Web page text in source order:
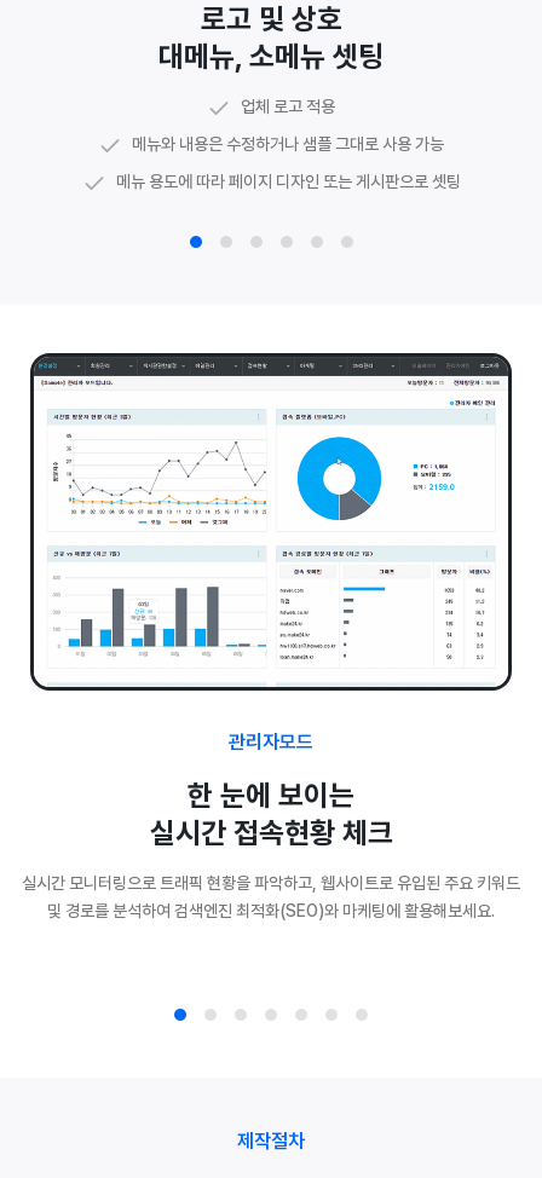
로고 및 상호
대메뉴, 소메뉴 셋팅
업체 로고 적용
메뉴와 내용은 수정하거나 샘플 그대로 사용 가능
메뉴 용도에 따라 페이지 디자인 또는 게시판으로 셋팅
메인 배너 이미지 수정 가능
메인 구성 이미지, 아이콘 등 수정 가능
메뉴로 이동하는 링크 및 공지사항 등 게시판 최신글 연동
관리자 페이지에서 하단 정보 직접 수정 가능
담당 디자이너가 웹수집에 최적화된 코딩 페이지로 셋팅
시설안내, 포트폴리오 등
갤러리 게시판
유튜브 경로를 활용한
관리자모드
한 눈에 보이는
실시간 접속현황 체크
실시간 모니터링으로 트래픽 현황을 파악하고, 웹사이트로 유입된 주요 키워드
및 경로를 분석하여 검색엔진 최적화(SEO)와 마케팅에 활용해보세요.
제작절차